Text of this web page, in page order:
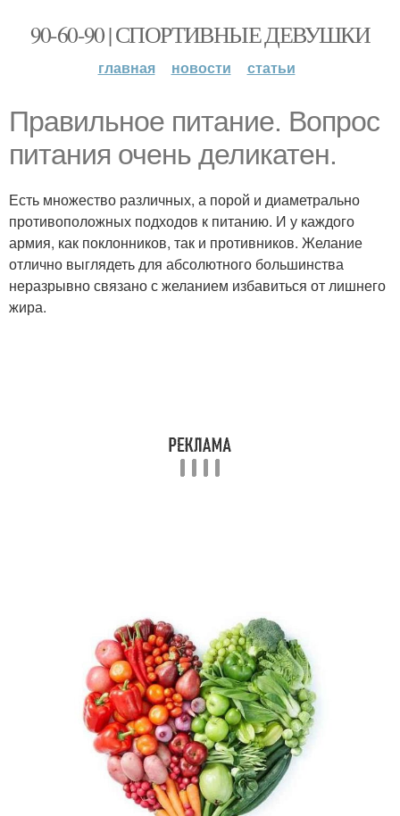
90-60-90 | СПОРТИВНЫЕ ДЕВУШКИ
главная новости статьи
Правильное питание. Вопрос
питания очень деликатен.
Есть множество различных, а порой и диаметрально
противоположных подходов к питанию. И у каждого
армия, как поклонников, так и противников. Желание
отлично выглядеть для абсолютного большинства
неразрывно связано с желанием избавиться от лишнего
жира.